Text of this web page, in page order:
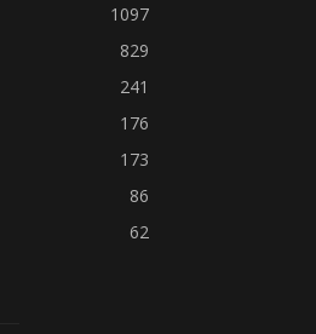
1097
829
241
176
173
86
62